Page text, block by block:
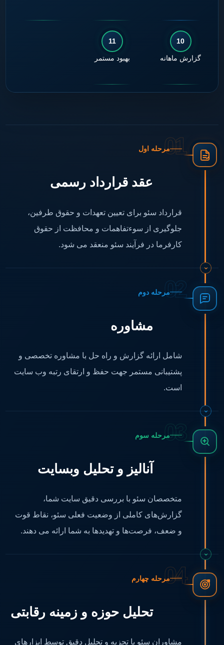
10
گزارش ماهانه
11
بهبود مستمر
01مرحله اول
عقد قرارداد رسمی
قرارداد سئو برای تعیین تعهدات و حقوق طرفین،
جلوگیری از سوءتفاهمات و محافظت از حقوق
کارفرما در فرآیند سئو منعقد می شود.
02مرحله دوم
مشاوره
شامل ارائه گزارش و راه حل با مشاوره تخصصی و
پشتیبانی مستمر جهت حفظ و ارتقای رتبه وب سایت
است.
03مرحله سوم
آنالیز و تحلیل وبسایت
متخصصان سئو با بررسی دقیق سایت شما،
گزارش‌های کاملی از وضعیت فعلی سئو، نقاط قوت
و ضعف، فرصت‌ها و تهدیدها به شما ارائه می دهند.
04مرحله چهارم
تحلیل حوزه و زمینه رقابتی
مشاوران سئو با تجزیه و تحلیل دقیق توسط ابزارهای